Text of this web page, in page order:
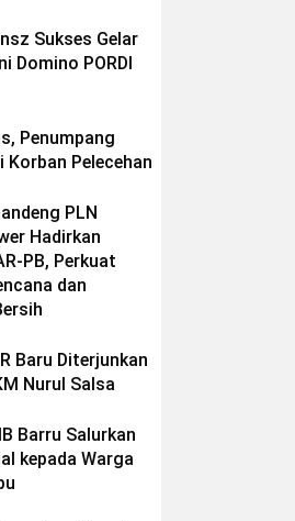
Sukses Gelar
Domino PORDI
Penumpang
Korban Pelecehan
PLN
Hadirkan
PB, Perkuat
dan
Baru Diterjunkan
Nurul Salsa
Barru Salurkan
kepada Warga